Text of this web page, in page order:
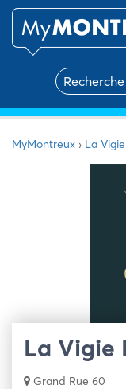
MyMontreux › La
La Vigie
Grand Rue 60